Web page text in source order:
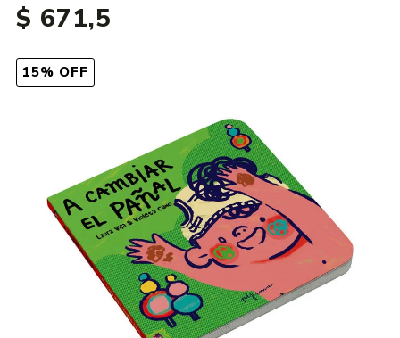
15% OFF
$ 671,5